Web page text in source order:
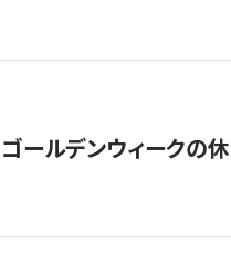
ゴールデンウィークの